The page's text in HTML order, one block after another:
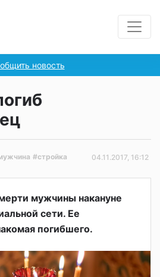
новость
#стройка 04.11.2017, 16:12
мужчины накануне
сети. Ее
погибшего.